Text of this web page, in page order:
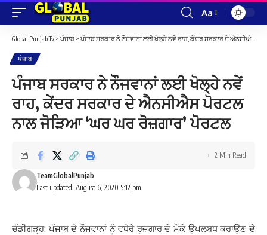
Font
Resizer
Aa
Global Punjab Tv > ਪੰਜਾਬ > ਪੰਜਾਬ ਸਰਕਾਰ ਨੇ ਨੌਜਵਾਨਾਂ ਲਈ ਖੋਲ੍ਹੇ ਨਵੇਂ ਰਾਹ, ਕੇਂਦਰ ਸਰਕਾਰ ਦੇ ਐਨਸੀਐਸ ਪੋਰਟਲ ਨਾਲ ਜੋੜਿਆ ‘ਘਰ ਘਰ ਰੋਜ਼ਗਾਰ’ ਪੋਰਟਲ
ਪੰਜਾਬ
ਪੰਜਾਬ ਸਰਕਾਰ ਨੇ ਨੌਜਵਾਨਾਂ ਲਈ ਖੋਲ੍ਹੇ ਨਵੇਂ
ਰਾਹ, ਕੇਂਦਰ ਸਰਕਾਰ ਦੇ ਐਨਸੀਐਸ ਪੋਰਟਲ
ਨਾਲ ਜੋੜਿਆ ‘ਘਰ ਘਰ ਰੋਜ਼ਗਾਰ’ ਪੋਰਟਲ
Last updated: August 6, 2020 5:12 pm
TeamGlobalPunjab
2 Min Read
ਚੰਡੀਗੜ੍ਹ: ਪੰਜਾਬ ਦੇ ਨੌਜਵਾਨਾਂ ਨੂੰ ਵਧੇਰੇ ਰੁਜ਼ਗਾਰ ਦੇ ਮੌਕੇ ਉਪਲਬਧ ਕਰਾਉਣ ਦੇ